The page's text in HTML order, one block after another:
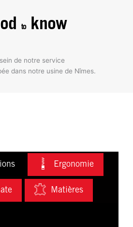
toknow
de notre service
dans notre usine de Nîmes.
Ergonomie
Matières